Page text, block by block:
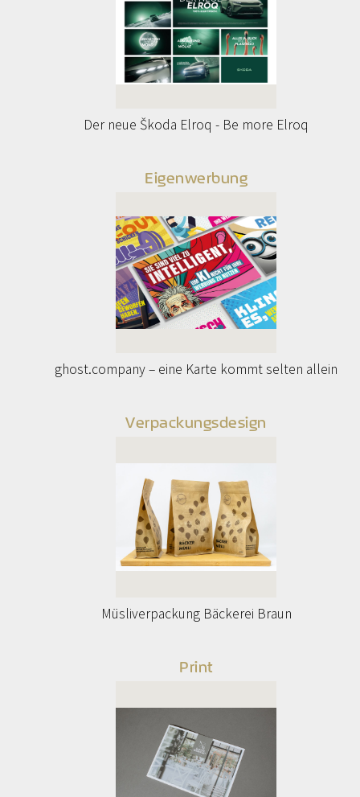
Der neue Škoda Elroq - Be more Elroq
Eigenwerbung
ghost.company – eine Karte kommt selten allein
Verpackungsdesign
Müsliverpackung Bäckerei Braun
Print